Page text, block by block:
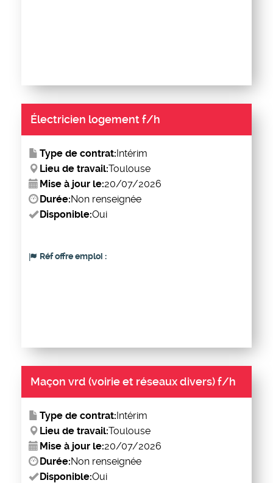
Électricien logement f/h
Type de contrat:Intérim
Lieu de travail:Toulouse
Mise à jour le:20/07/2026
Durée:Non renseignée
Disponible:Oui
Réf offre emploi :
Maçon vrd (voirie et réseaux divers) f/h
Type de contrat:Intérim
Lieu de travail:Toulouse
Mise à jour le:20/07/2026
Durée:Non renseignée
Disponible:Oui